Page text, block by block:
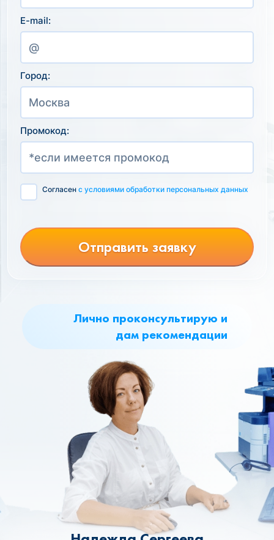
Лично проконсультирую и
дам рекомендации
E-mail:
Город:
Промокод:
Согласен с условиями обработки персональных данных
Отправить заявку